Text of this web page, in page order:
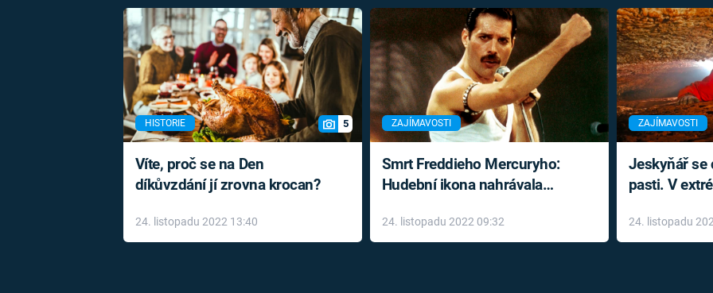
HISTORIE 5
Víte, proč se na Den
díkůvzdání jí zrovna krocan?
24. listopadu 2022 13:40
ZAJÍMAVOSTI
Smrt Freddieho Mercuryho:
Hudební ikona nahrávala
léky
24. listopadu 2022 09:32
ZAJÍMAVOSTI
Jeskyňář se
pasti. V
24. listopadu